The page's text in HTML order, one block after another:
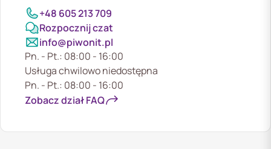
+48 605 213 709
Rozpocznij czat
info@piwonit.pl
Pn. - Pt.: 08:00 - 16:00
Usługa chwilowo niedostępna
Pn. - Pt.: 08:00 - 16:00
Zobacz dział FAQ